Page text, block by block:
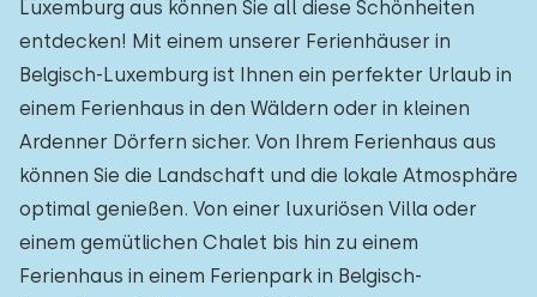
Luxemburg aus können Sie all diese Schönheiten
entdecken! Mit einem unserer Ferienhäuser in
Belgisch-Luxemburg ist Ihnen ein perfekter Urlaub in
einem Ferienhaus in den Wäldern oder in kleinen
Ardenner Dörfern sicher. Von Ihrem Ferienhaus aus
können Sie die Landschaft und die lokale Atmosphäre
optimal genießen. Von einer luxuriösen Villa oder
einem gemütlichen Chalet bis hin zu einem
Ferienhaus in einem Ferienpark in Belgisch-